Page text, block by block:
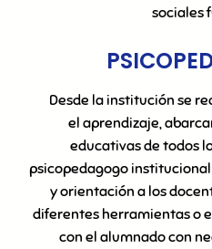
sociales
Desde la institución se
el aprendizaje,
educativas de todos
psicopedagogo
y orientación a los
diferentes herramientas o
con el alumnado con